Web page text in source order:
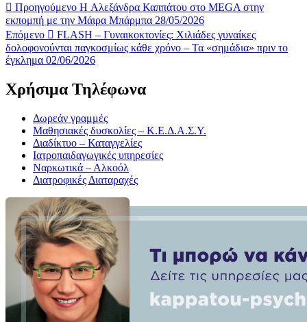
Προηγούμενο H Αλεξάνδρα Καππάτου στο MEGA στην
εκπομπή με την Μάιρα Mπάρμπα 28/05/2026
Επόμενο
FLASH – Γυναικοκτονίες: Χιλιάδες γυναίκες
δολοφονούνται παγκοσμίως κάθε χρόνο – Τα «σημάδια» πριν το
έγκλημα 02/06/2026
Χρήσιμα Τηλέφωνα
Δωρεάν γραμμές
Μαθησιακές δυσκολίες – Κ.Ε.Δ.Α.Σ.Υ.
Διαδίκτυο – Καταγγελίες
Ιατροπαιδαγωγικές υπηρεσίες
Ναρκωτικά – Αλκοόλ
Διατροφικές Διαταραχές